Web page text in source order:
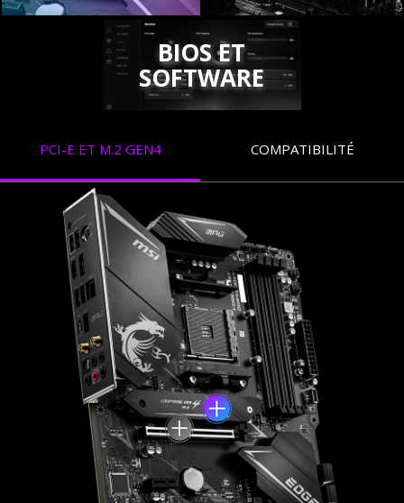
BIOS ET
SOFTWARE
PCI-E ET M.2 GEN4 COMPATIBILITÉ